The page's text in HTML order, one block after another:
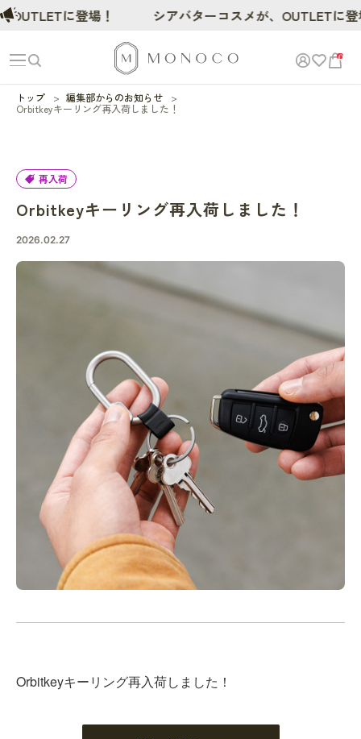
0
トップ
編集部からのお知らせ
Orbitkeyキーリング再入荷しました！
再入荷
Orbitkeyキーリング再入荷しました！
2026.02.27
Orbitkeyキーリング再入荷しました！
に登場！ シアバターコスメが、OUTLETに登